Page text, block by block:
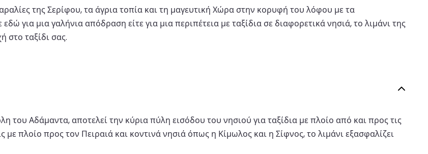
της Σερίφου, τα άγρια τοπία και τη μαγευτική Χώρα στην κορυφή του λόφου με τα
για μια γαλήνια απόδραση είτε για μια περιπέτεια με ταξίδια σε διαφορετικά νησιά, το λιμάνι της
στο ταξίδι σας.
του Αδάμαντα, αποτελεί την κύρια πύλη εισόδου του νησιού για ταξίδια με πλοίο από και προς τις
πλοίο προς τον Πειραιά και κοντινά νησιά όπως η Κίμωλος και η Σίφνος, το λιμάνι εξασφαλίζει